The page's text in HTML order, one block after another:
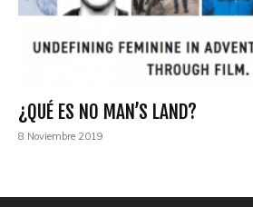
¿QUÉ ES NO MAN’S LAND?
8 Noviembre 2019